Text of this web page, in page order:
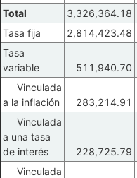
Total
3,326,364.18
Tasa fija
2,814,423.48
Tasa
variable
511,940.70
Vinculada
a la inflación
283,214.91
Vinculada
a una tasa
de interés
228,725.79
Vinculada